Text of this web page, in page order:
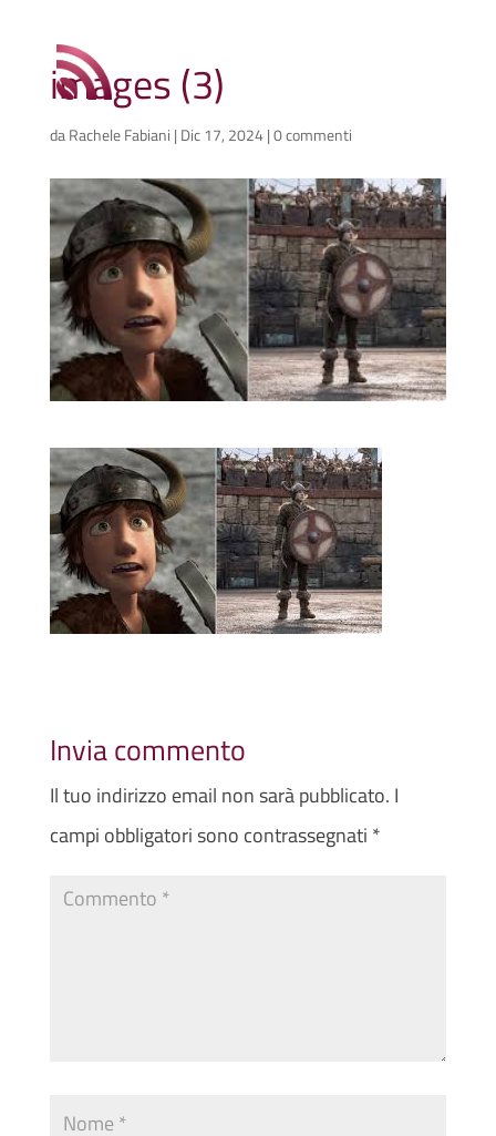
images (3)
daRachele Fabiani | Dic 17, 2024|0 commenti
Invia commento
Il tuo indirizzo email non sarà pubblicato. I
campi obbligatori sono contrassegnati *